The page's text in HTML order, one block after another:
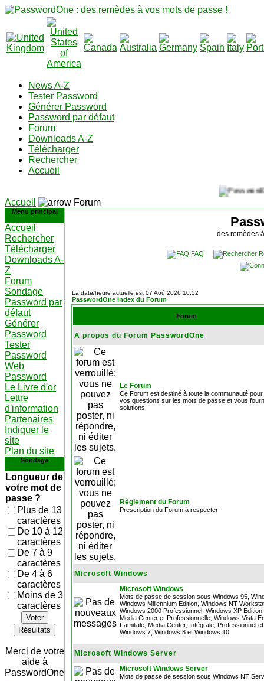
News A-Z
Tester Password
Générer Password
Password par défaut
Forum
Downloads A-Z
Télécharger
Rechercher
Accueil
Accueil Forum
Menu principal
Accueil
Rechercher
Télécharger
Downloads A-
Z
Forum
Sondage
Password par
défaut
Générer
Password
Tester
Password
Web
Password
Le Livre d'or
Lettre
d'information
Partenaires
Indiquer le
site
Plan du site
Sondage
Longueur de
votre mot de
passe ?
Plus de 13
caractères
De 10 à 12
caractères
De 7 à 9
caractères
De 4 à 6
caractères
Moins de 3
caractères
Voter
Résultats
Merci de votre
aide à
PasswordOne
des remèdes
FAQ
La date/heure actuelle est 07 Aoû 2026 10:52
PasswordOne Index du Forum
Forum
A propos du Forum PasswordOne
Le Forum
Ce Forum est destiné à toute la communauté
vos questions sur les mots de passe et vous
solutions.
Règlement du Forum
Prescription du Forum à respecter
Microsoft Windows
Microsoft Windows
Mots de passe de session sous Windows 95,
Windows Millennium Edition, Windows NT
Windows 2000 Professionnel, Windows XP Edition
Media Center et Professionnelle, Windows Vista
Familiale, Media Center, Intégrale, Professionnel
Windows 7, Windows 8 et Windows 10
Microsoft Windows Server
Microsoft Windows Server
Mots de passe de session sous Windows NT